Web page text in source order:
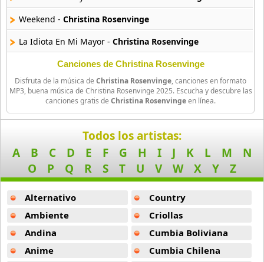
11 músicas online
Billboard
163 músicas online
Black Guayaba
25 músicas online
Black Sabbath
110 músicas online
Blondie
10 músicas online
Boat
13 músicas online
Bon Jovi
50 músicas online
Weekend - Christina Rosenvinge
La Idiota En Mi Mayor - Christina Rosenvinge
Canciones de Christina Rosenvinge
Disfruta de la música de Christina Rosenvinge, canciones en formato
MP3, buena música de Christina Rosenvinge 2025. Escucha y descubre las
canciones gratis de Christina Rosenvingeen línea.
Todos los artistas:
A
B C D E F G H I J K L M
N
O
P Q R S T U V W X Y Z
Alternativo
Ambiente
Andina
Anime
Country
Criollas
Cumbia Boliviana
Cumbia Chilena